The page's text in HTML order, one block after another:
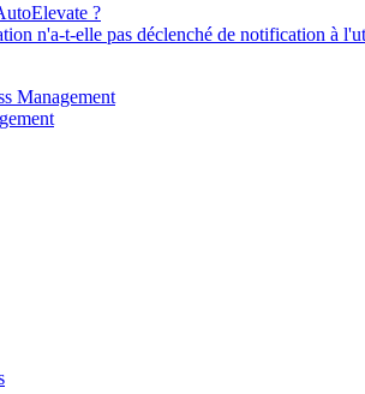
?
n'a-t-elle pas déclenché de notification à
Management